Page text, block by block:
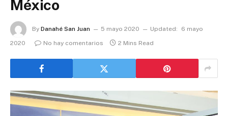
México
By Danahé San Juan 5 mayo 2020 Updated:
6 mayo
2020
No hay comentarios 2 Mins Read